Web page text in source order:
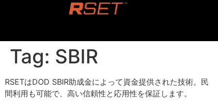
Tag: SBIR
RSETはDOD SBIR助成金によって資金提供された技術。民
間利用も可能で、高い信頼性と応用性を保証します。